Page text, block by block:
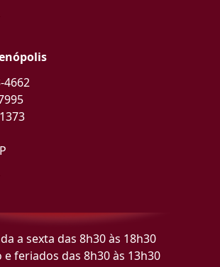
4662
a sexta das 8h30 às 18h30
e feriados das 8h30 às 13h30